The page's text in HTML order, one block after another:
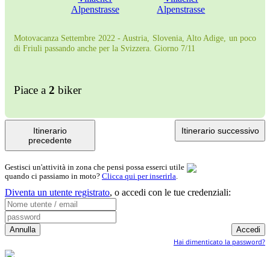
Motovacanza Settembre 2022 - Austria, Slovenia, Alto Adige, un poco
di Friuli passando anche per la Svizzera. Giorno 7/11
Piace a 2 biker
Itinerario
precedente
Itinerario successivo
Gestisci un'attività in zona che pensi possa esserci utile
quando ci passiamo in moto? Clicca qui per inserirla.
Diventa un utente registrato, o accedi con le tue credenziali:
Hai dimenticato la password?